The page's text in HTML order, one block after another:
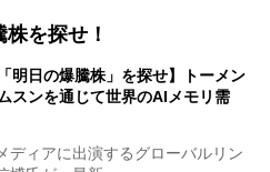
を探せ！
明日の爆騰株」を探せ】トーメン
スンを通じて世界のAIメモリ需
ィアに出演するグローバルリン